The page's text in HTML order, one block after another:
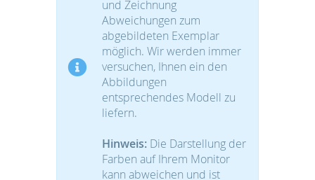
und Zeichnung
Abweichungen zum
abgebildeten Exemplar
möglich. Wir werden immer
versuchen, Ihnen ein den
Abbildungen
entsprechendes Modell zu
liefern.
Hinweis: Die Darstellung der
Farben auf Ihrem Monitor
kann abweichen und ist